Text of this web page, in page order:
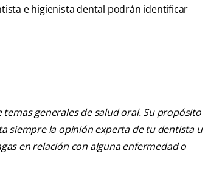
e higienista dental podrán identificar
generales de salud oral. Su propósito
siempre la opinión experta de tu dentista u
en relación con alguna enfermedad o